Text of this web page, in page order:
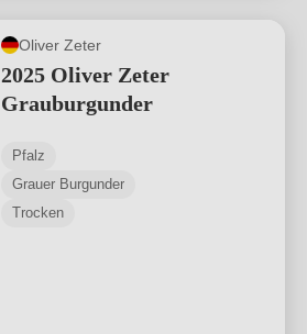
Oliver Zeter
2025 Oliver Zeter
Grauburgunder
Pfalz
Grauer Burgunder
Trocken